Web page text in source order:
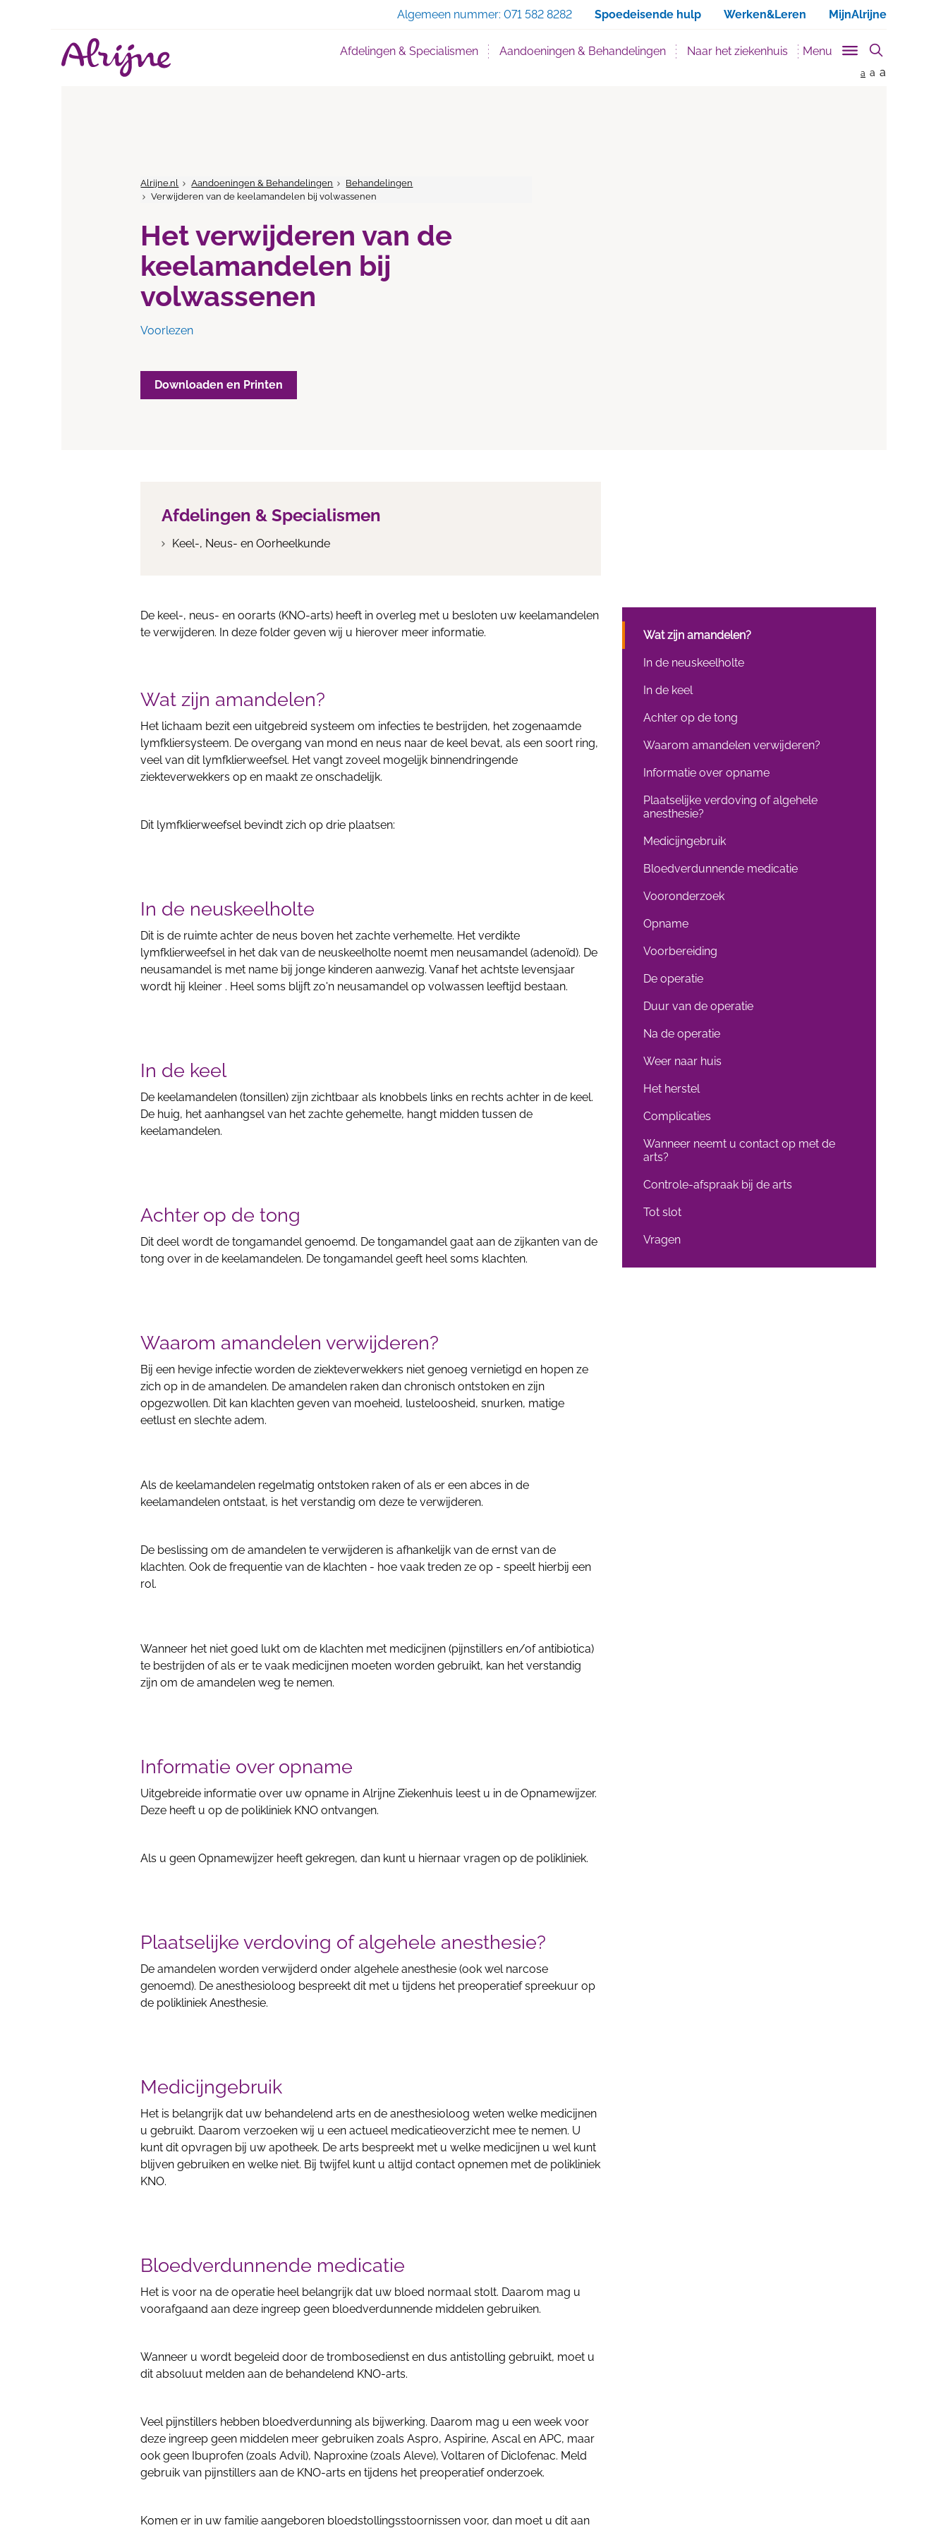
Algemeen nummer: 071 582 8282 Spoedeisende hulp Werken&Leren MijnAlrijne
Afdelingen & Specialismen Aandoeningen & Behandelingen Naar het ziekenhuis Menu
a a a
Alrijne.nl Aandoeningen & Behandelingen
Behandelingen
Verwijderen van de keelamandelen bij volwassenen
Het verwijderen van de
keelamandelen bij
volwassenen
Voorlezen
Downloaden en Printen
Afdelingen & Specialismen
Keel-, Neus- en Oorheelkunde
De keel-, neus- en oorarts (KNO-arts) heeft in overleg met u besloten uw keelamandelen
te verwijderen. In deze folder geven wij u hierover meer informatie.
Wat zijn amandelen?
Het lichaam bezit een uitgebreid systeem om infecties te bestrijden, het zogenaamde
lymfkliersysteem. De overgang van mond en neus naar de keel bevat, als een soort ring,
veel van dit lymfklierweefsel. Het vangt zoveel mogelijk binnendringende
ziekteverwekkers op en maakt ze onschadelijk.
Dit lymfklierweefsel bevindt zich op drie plaatsen:
In de neuskeelholte
Dit is de ruimte achter de neus boven het zachte verhemelte. Het verdikte
lymfklierweefsel in het dak van de neuskeelholte noemt men neusamandel (adenoïd). De
neusamandel is met name bij jonge kinderen aanwezig. Vanaf het achtste levensjaar
wordt hij kleiner . Heel soms blijft zo'n neusamandel op volwassen leeftijd bestaan.
In de keel
De keelamandelen (tonsillen) zijn zichtbaar als knobbels links en rechts achter in de keel.
De huig, het aanhangsel van het zachte gehemelte, hangt midden tussen de
keelamandelen.
Achter op de tong
Dit deel wordt de tongamandel genoemd. De tongamandel gaat aan de zijkanten van de
tong over in de keelamandelen. De tongamandel geeft heel soms klachten.
Waarom amandelen verwijderen?
Bij een hevige infectie worden de ziekteverwekkers niet genoeg vernietigd en hopen ze
zich op in de amandelen. De amandelen raken dan chronisch ontstoken en zijn
opgezwollen. Dit kan klachten geven van moeheid, lusteloosheid, snurken, matige
eetlust en slechte adem.
Als de keelamandelen regelmatig ontstoken raken of als er een abces in de
keelamandelen ontstaat, is het verstandig om deze te verwijderen.
De beslissing om de amandelen te verwijderen is afhankelijk van de ernst van de
klachten. Ook de frequentie van de klachten - hoe vaak treden ze op - speelt hierbij een
rol.
Wanneer het niet goed lukt om de klachten met medicijnen (pijnstillers en/of antibiotica)
te bestrijden of als er te vaak medicijnen moeten worden gebruikt, kan het verstandig
zijn om de amandelen weg te nemen.
Informatie over opname
Uitgebreide informatie over uw opname in Alrijne Ziekenhuis leest u in de Opnamewijzer.
Deze heeft u op de polikliniek KNO ontvangen.
Als u geen Opnamewijzer heeft gekregen, dan kunt u hiernaar vragen op de polikliniek.
Plaatselijke verdoving of algehele anesthesie?
De amandelen worden verwijderd onder algehele anesthesie (ook wel narcose
genoemd). De anesthesioloog bespreekt dit met u tijdens het preoperatief spreekuur op
de polikliniek Anesthesie.
Medicijngebruik
Het is belangrijk dat uw behandelend arts en de anesthesioloog weten welke medicijnen
u gebruikt. Daarom verzoeken wij u een actueel medicatieoverzicht mee te nemen. U
kunt dit opvragen bij uw apotheek. De arts bespreekt met u welke medicijnen u wel kunt
blijven gebruiken en welke niet. Bij twijfel kunt u altijd contact opnemen met de polikliniek
KNO.
Bloedverdunnende medicatie
Het is voor na de operatie heel belangrijk dat uw bloed normaal stolt. Daarom mag u
voorafgaand aan deze ingreep geen bloedverdunnende middelen gebruiken.
Wanneer u wordt begeleid door de trombosedienst en dus antistolling gebruikt, moet u
dit absoluut melden aan de behandelend KNO-arts.
Veel pijnstillers hebben bloedverdunning als bijwerking. Daarom mag u een week voor
deze ingreep geen middelen meer gebruiken zoals Aspro, Aspirine, Ascal en APC, maar
ook geen Ibuprofen (zoals Advil), Naproxine (zoals Aleve), Voltaren of Diclofenac. Meld
gebruik van pijnstillers aan de KNO-arts en tijdens het preoperatief onderzoek.
Komen er in uw familie aangeboren bloedstollingsstoornissen voor, dan moet u dit aan
Wat zijn amandelen?
In de neuskeelholte
In de keel
Achter op de tong
Waarom amandelen verwijderen?
Informatie over opname
Plaatselijke verdoving of algehele
anesthesie?
Medicijngebruik
Bloedverdunnende medicatie
Vooronderzoek
Opname
Voorbereiding
De operatie
Duur van de operatie
Na de operatie
Weer naar huis
Het herstel
Complicaties
Wanneer neemt u contact op met de
arts?
Controle-afspraak bij de arts
Tot slot
Vragen